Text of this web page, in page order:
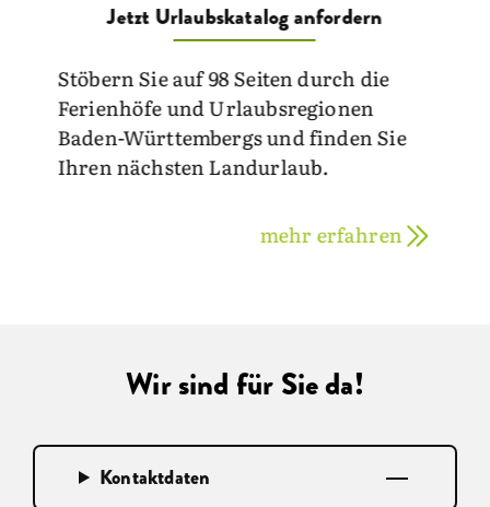
Jetzt Urlaubskatalog anfordern
Stöbern Sie auf 98 Seiten durch die
Ferienhöfe und Urlaubsregionen
Baden-Württembergs und finden Sie
Ihren nächsten Landurlaub.
mehr erfahren
Wir sind für Sie da!
Kontaktdaten